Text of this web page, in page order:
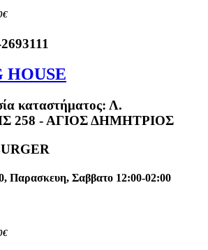
HOUSE
καταστήματος: Λ.
258 - ΑΓΙΟΣ ΔΗΜΗΤΡΙΟΣ
Παρασκευη, Σαββατο 12:00-02:00